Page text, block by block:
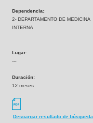
Dependencia:
2- DEPARTAMENTO DE MEDICINA
INTERNA
Lugar:
---
Duración:
12 meses
Descargar resultado de búsqueda